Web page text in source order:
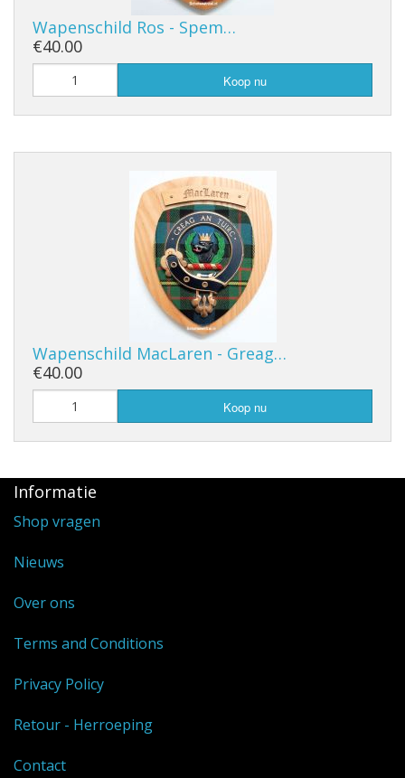
Wapenschild Ros - Spem…
€40.00
Koop nu
Wapenschild MacLaren - Greag…
€40.00
Koop nu
Informatie
Shop vragen
Nieuws
Over ons
Terms and Conditions
Privacy Policy
Retour - Herroeping
Contact